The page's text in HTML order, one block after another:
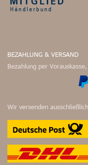
BEZAHLUNG & VERSAND
Bezahlung per
Wir versenden